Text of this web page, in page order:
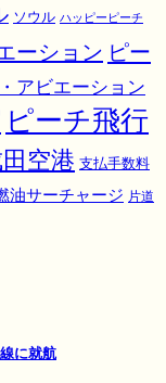
ソウル ハッピーピーチ
ーション ピー
アビエーション
ピーチ飛行
空港 支払手数料
油サーチャージ 片道
に就航